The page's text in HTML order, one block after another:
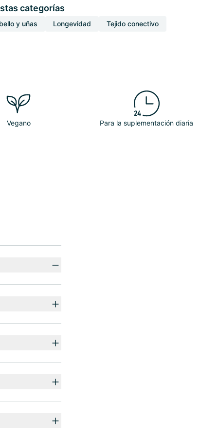
categorías
y uñas Longevidad Tejido conectivo
Vegano Para la suplementación diaria